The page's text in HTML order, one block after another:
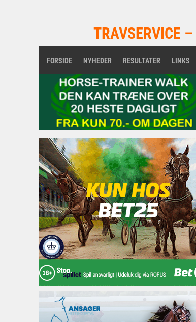
TRAVSERVICE
FORSIDE NYHEDER RESULTATER LINKS